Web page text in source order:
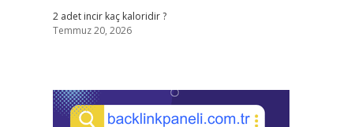
2 adet incir kaç kaloridir ?
Temmuz 20, 2026